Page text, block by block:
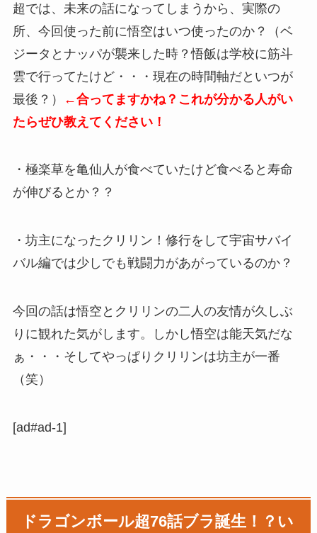
超では、未来の話になってしまうから、実際の
所、今回使った前に悟空はいつ使ったのか？（ベ
ジータとナッパが襲来した時？悟飯は学校に筋斗
雲で行ってたけど・・・現在の時間軸だといつが
最後？）
←合ってますかね？これが分かる人がい
たらぜひ教えてください！
・極楽草を亀仙人が食べていたけど食べると寿命
が伸びるとか？？
・坊主になったクリリン！修行をして宇宙サバイ
バル編では少しでも戦闘力があがっているのか？
今回の話は悟空とクリリンの二人の友情が久しぶ
りに観れた気がします。しかし悟空は能天気だな
ぁ・・・そしてやっぱりクリリンは坊主が一番
（笑）
[ad#ad-1]
ドラゴンボール超76話ブラ誕生！？い